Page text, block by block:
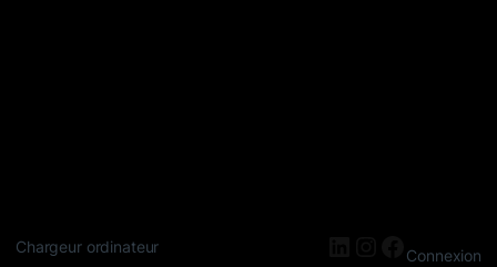
Chargeur ordinateur LinkedIn
Instagram
Connexion